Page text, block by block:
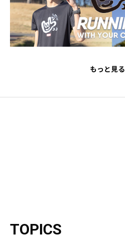
もっと見る
TOPICS